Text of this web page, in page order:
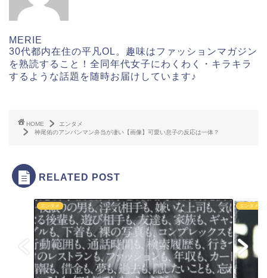
MERIE
30代都内在住の平凡OL。趣味はファッションマガジン
を熟読すること！全同年代女子にわくわく・キラキラ
するような話題を随時お届けしています♪
HOME
エンタメ
神尾佑のアンパンマン弁当が凄い【画像】可愛い息子の反応は一体？
RELATED POST
エンタメ エンタメ